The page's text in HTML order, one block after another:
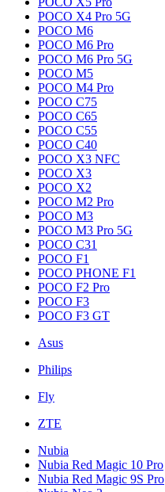
POCO X4 Pro 5G
POCO M6
POCO M6 Pro
POCO M6 Pro 5G
POCO M5
POCO M4 Pro
POCO C75
POCO C65
POCO C55
POCO C40
POCO X3 NFC
POCO X3
POCO X2
POCO M2 Pro
POCO M3
POCO M3 Pro 5G
POCO C31
POCO F1
POCO PHONE F1
POCO F2 Pro
POCO F3
POCO F3 GT
Asus
Philips
Fly
ZTE
Nubia
Nubia Red Magic 10 Pro
Nubia Red Magic 9S Pro